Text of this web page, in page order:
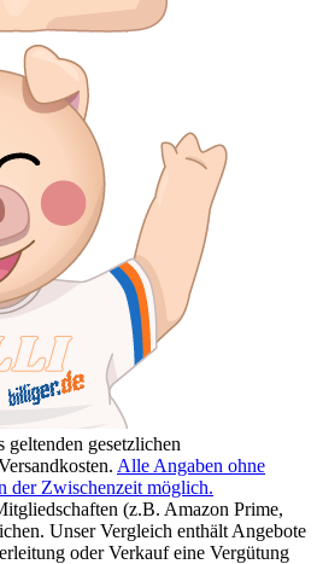
gesetzlichen
Alle Angaben ohne
der Zwischenzeit möglich.
(z.B. Amazon Prime,
Unser Vergleich enthält Angebote
oder Verkauf eine Vergütung